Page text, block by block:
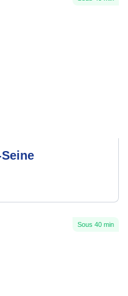
Sous 40 min